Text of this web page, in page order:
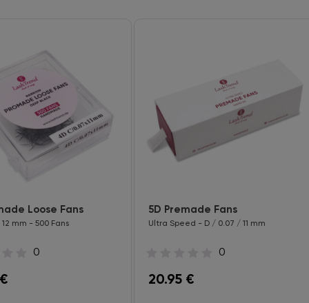
Loose Fans
mm - 500 Fans
0
5D Premade Fans
Ultra Speed - D / 0.07 / 11 mm
0
20.95 €